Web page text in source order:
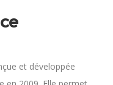
et développée